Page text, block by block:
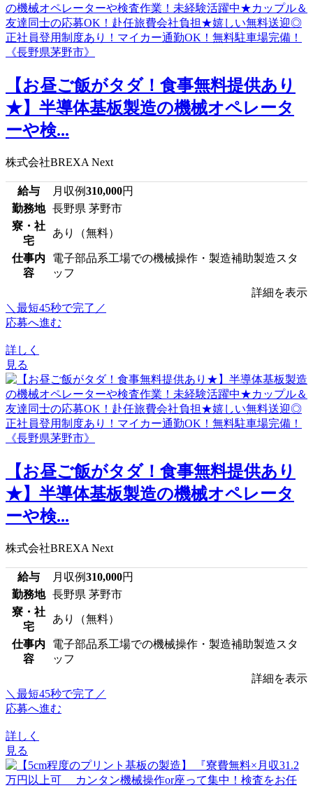
【お昼ご飯がタダ！食事無料提供あり
★】半導体基板製造の機械オペレータ
ーや検...
株式会社BREXA Next
給与 月収例310,000円
勤務地 長野県 茅野市
寮・社
宅
あり（無料）
仕事内
容
電子部品系工場での機械操作・製造補助製造スタ
ッフ
詳細を表示
＼最短45秒で完了／
応募へ進む
詳しく
見る
【お昼ご飯がタダ！食事無料提供あり
★】半導体基板製造の機械オペレータ
ーや検...
株式会社BREXA Next
給与 月収例310,000円
勤務地 長野県 茅野市
寮・社
宅
あり（無料）
仕事内
容
電子部品系工場での機械操作・製造補助製造スタ
ッフ
詳細を表示
＼最短45秒で完了／
応募へ進む
詳しく
見る